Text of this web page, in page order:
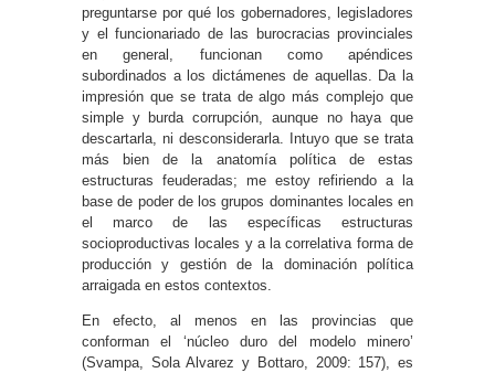
preguntarse por qué los gobernadores, legisladores
y el funcionariado de las burocracias provinciales
en general, funcionan como apéndices
subordinados a los dictámenes de aquellas. Da la
impresión que se trata de algo más complejo que
simple y burda corrupción, aunque no haya que
descartarla, ni desconsiderarla. Intuyo que se trata
más bien de la anatomía política de estas
estructuras feuderadas; me estoy refiriendo a la
base de poder de los grupos dominantes locales en
el marco de las específicas estructuras
socioproductivas locales y a la correlativa forma de
producción y gestión de la dominación política
arraigada en estos contextos.
En efecto, al menos en las provincias que
conforman el ‘núcleo duro del modelo minero’
(Svampa, Sola Alvarez y Bottaro, 2009: 157), es